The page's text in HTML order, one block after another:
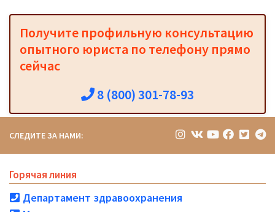
Получите профильную консультацию
опытного юриста по телефону прямо
сейчас
8 (800) 301-78-93
СЛЕДИТЕ ЗА НАМИ:
Горячая линия
Департамент здравоохранения